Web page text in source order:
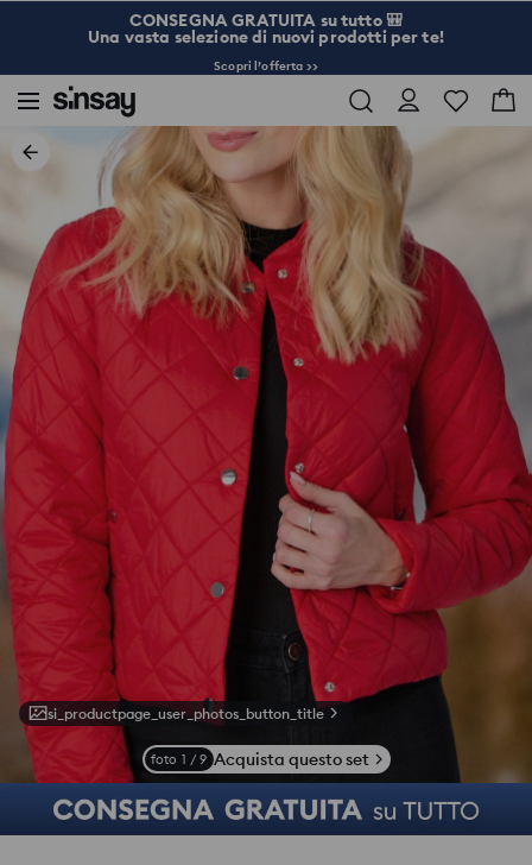
CONSEGNA GRATUITA su tutto 🎒
Una vasta selezione di nuovi prodotti per te!
Scopri l’offerta >>
si_productpage_user_photos_button_title
foto 1 / 9 Acquista questo set